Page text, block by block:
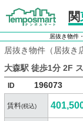
関
居抜き物件
居抜き物件（居抜き
大森駅 徒歩1分 2F
ID 196073
賃料(税込)